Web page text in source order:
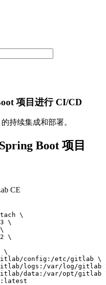
项目进行 CI/CD
持续集成和部署。
Boot 项目
CE
\
\
\
\
config:/etc/gitlab \
logs:/var/log/gitlab
data:/var/opt/gitlab